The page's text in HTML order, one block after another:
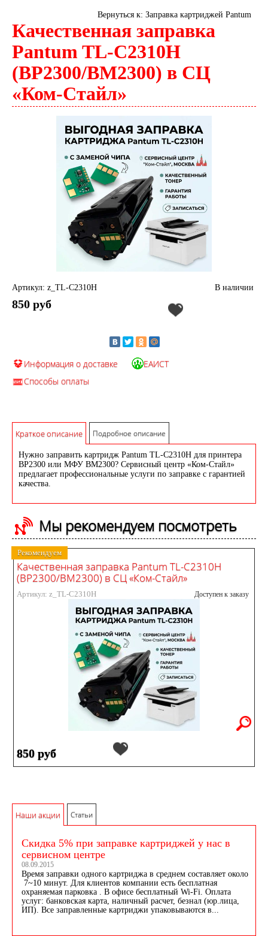
Вернуться к: Заправка картриджей Pantum
Качественная заправка
Pantum TL-C2310H
(BP2300/BM2300) в СЦ
«Ком-Стайл»
Артикул: z_TL-C2310H В наличии
850 руб
Информация о доставке
ЕАИСТ
Способы оплаты
Краткое описание
Нужно заправить картридж Pantum TL-C2310H для принтера
BP2300 или МФУ BM2300? Сервисный центр «Ком-Стайл»
предлагает профессиональные услуги по заправке с гарантией
качества.
Подробное описание
Мы рекомендуем посмотреть
Рекомендуем
Качественная заправка Pantum TL-C2310H
(BP2300/BM2300) в СЦ «Ком-Стайл»
Артикул: z_TL-C2310H Доступен к заказу
850 руб
Наши акции
Скидка 5% при заправке картриджей у нас в
сервисном центре
08.09.2015
Время заправки одного картриджа в среднем составляет около
7~10 минут. Для клиентов компании есть бесплатная
охраняемая парковка . В офисе бесплатный Wi-Fi. Оплата
услуг: банковская карта, наличный расчет, безнал (юр.лица,
ИП). Все заправленные картриджи упаковываются в...
Статьи